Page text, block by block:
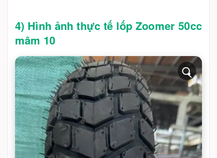
4) Hình ảnh thực tế lốp Zoomer 50cc
mâm 10